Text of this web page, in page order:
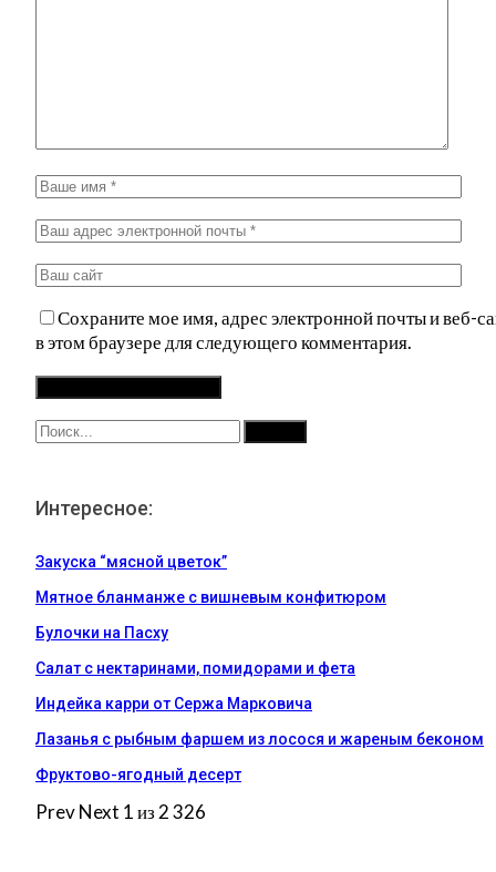
Сохраните мое имя, адрес электронной почты и веб-
в этом браузере для следующего комментария.
Интересное:
Закуска “мясной цветок”
Мятное бланманже с вишневым конфитюром
Булочки на Пасху
Салат с нектаринами, помидорами и фета
Индейка карри от Сержа Марковича
Лазанья с рыбным фаршем из лосося и жареным беконом
Фруктово-ягодный десерт
PrevNext 1 из 2 326